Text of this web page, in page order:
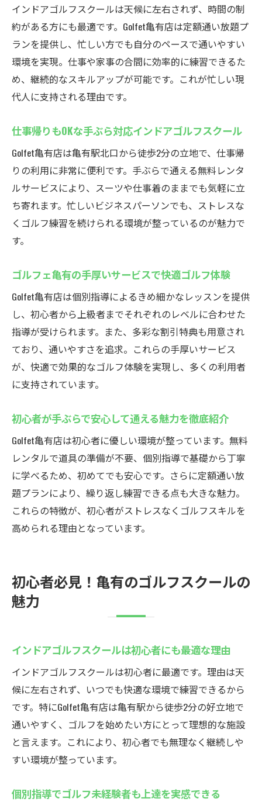
初めてでも安心して通えるレッスン内容を
紹介
ゴルフ未経験者も楽しく続けられる理由
初心者のステップアップを支えるインドア
ゴルフスクール
最新設備完備！亀有のインドアゴルフGolfet
最新設備が充実したインドアゴルフスクー
ゴルフェ亀有のシミュレーターでリアルな
練習体験
左右両用打席であらゆるゴルファーに対応
快適な室内環境で集中してゴルフを楽しめ
法
ゴルフェ亀有で味わう先進的なゴルフ練習
空間
インドアゴルフスクールは天候に左右されず、時間の制
約がある方にも最適です。Golfet亀有店は定額通い放題プ
ランを提供し、忙しい方でも自分のペースで通いやすい
環境を実現。仕事や家事の合間に効率的に練習できるた
め、継続的なスキルアップが可能です。これが忙しい現
代人に支持される理由です。
仕事帰りもOKな手ぶら対応インドアゴルフスクール
Golfet亀有店は亀有駅北口から徒歩2分の立地で、仕事帰
りの利用に非常に便利です。手ぶらで通える無料レンタ
ルサービスにより、スーツや仕事着のままでも気軽に立
ち寄れます。忙しいビジネスパーソンでも、ストレスな
くゴルフ練習を続けられる環境が整っているのが魅力で
す。
ゴルフェ亀有の手厚いサービスで快適ゴルフ体験
Golfet亀有店は個別指導によるきめ細かなレッスンを提供
し、初心者から上級者までそれぞれのレベルに合わせた
指導が受けられます。また、多彩な割引特典も用意され
ており、通いやすさを追求。これらの手厚いサービス
が、快適で効果的なゴルフ体験を実現し、多くの利用者
に支持されています。
初心者が手ぶらで安心して通える魅力を徹底紹介
Golfet亀有店は初心者に優しい環境が整っています。無料
レンタルで道具の準備が不要、個別指導で基礎から丁寧
に学べるため、初めてでも安心です。さらに定額通い放
題プランにより、繰り返し練習できる点も大きな魅力。
これらの特徴が、初心者がストレスなくゴルフスキルを
高められる理由となっています。
初心者必見！亀有のゴルフスクールの
魅力
インドアゴルフスクールは初心者にも最適な理由
インドアゴルフスクールは初心者に最適です。理由は天
候に左右されず、いつでも快適な環境で練習できるから
です。特にGolfet亀有店は亀有駅から徒歩2分の好立地で
通いやすく、ゴルフを始めたい方にとって理想的な施設
と言えます。これにより、初心者でも無理なく継続しや
すい環境が整っています。
個別指導でゴルフ未経験者も上達を実感できる